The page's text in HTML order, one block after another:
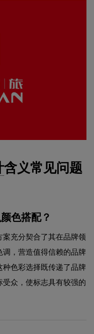
含义常见问题
色搭配？
充分契合了其在品牌领
，营造值得信赖的品牌
色彩选择既传递了品牌
众，使标志具有较强的